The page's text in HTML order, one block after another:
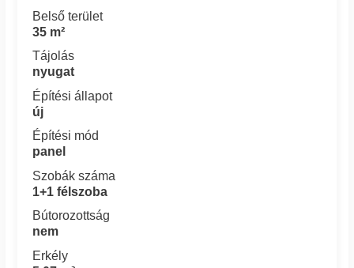
Belső terület
35 m²
Tájolás
nyugat
Építési állapot
új
Építési mód
panel
Szobák száma
1+1 félszoba
Bútorozottság
nem
Erkély